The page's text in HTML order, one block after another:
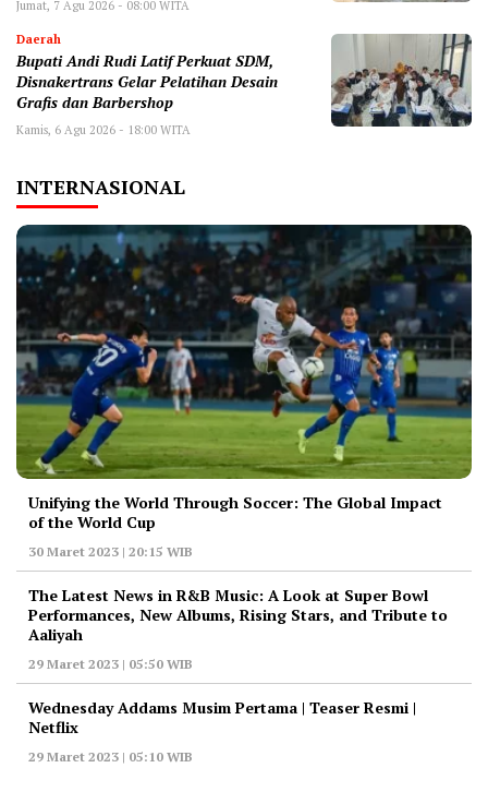
Jumat, 7 Agu 2026 - 08:00 WITA
Daerah
Bupati Andi Rudi Latif Perkuat SDM,
Disnakertrans Gelar Pelatihan Desain
Grafis dan Barbershop
Kamis, 6 Agu 2026 - 18:00 WITA
INTERNASIONAL
Unifying the World Through Soccer: The Global Impact
of the World Cup
30 Maret 2023 | 20:15 WIB
The Latest News in R&B Music: A Look at Super Bowl
Performances, New Albums, Rising Stars, and Tribute to
Aaliyah
29 Maret 2023 | 05:50 WIB
Wednesday Addams Musim Pertama | Teaser Resmi |
Netflix
29 Maret 2023 | 05:10 WIB